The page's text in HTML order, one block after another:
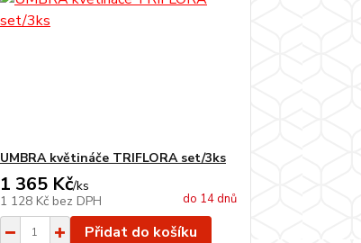
UMBRA květináče TRIFLORA set/3ks
1 365 Kč/ks
1 128 Kč bez DPH do 14 dnů
Přidat do košíku